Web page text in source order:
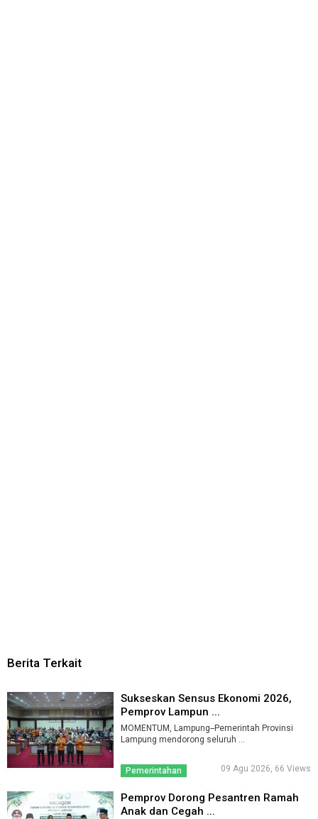
Berita Terkait
Sukseskan Sensus Ekonomi 2026,
Pemprov Lampun ...
MOMENTUM, Lampung--Pemerintah Provinsi
Lampung mendorong seluruh ...
Pemerintahan 09 Agu 2026, 66 Views
Pemprov Dorong Pesantren Ramah
Anak dan Cegah ...